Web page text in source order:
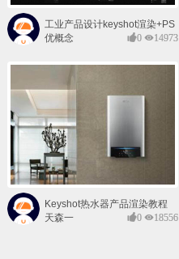
工业产品设计keyshot渲染+PS
后期班
优概念 0 14973
Keyshot热水器产品渲染教程
天森一
0 18556